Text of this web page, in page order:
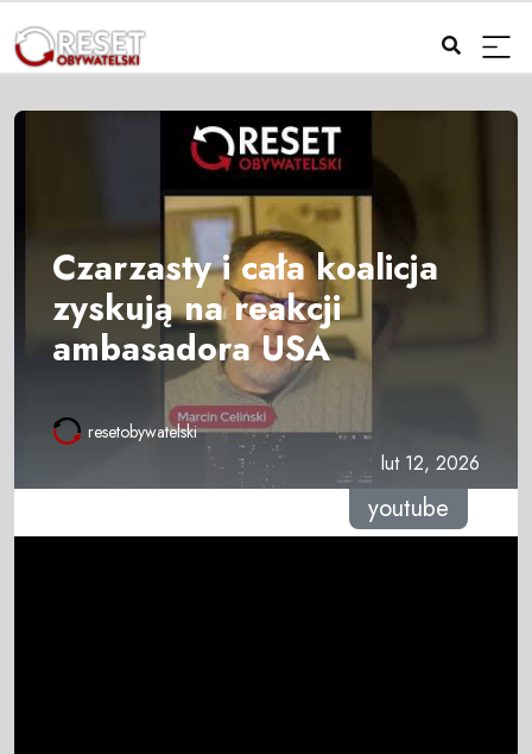
Czarzasty i cała koalicja
zyskują na reakcji
ambasadora USA
resetobywatelski
lut 12, 2026
youtube